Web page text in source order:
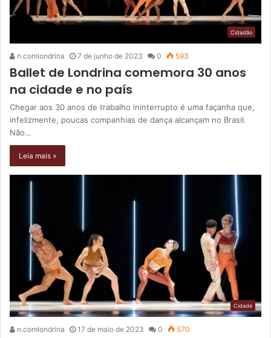
Cidadão
n.comlondrina 7 de junho de 2023 0 593
Ballet de Londrina comemora 30 anos
na cidade e no país
Chegar aos 30 anos de trabalho ininterrupto é uma façanha que,
infelizmente, poucas companhias de dança alcançam no Brasil.
Não…
Leia mais »
Cidade
n.comlondrina 17 de maio de 2023 0 570